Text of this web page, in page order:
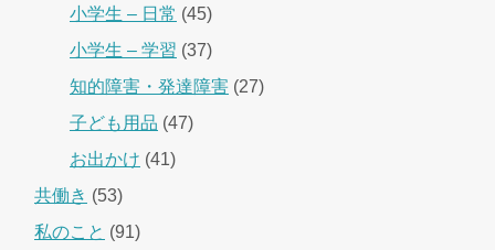
小学生 – 日常 (45)
小学生 – 学習 (37)
知的障害・発達障害 (27)
子ども用品 (47)
お出かけ (41)
共働き (53)
私のこと (91)